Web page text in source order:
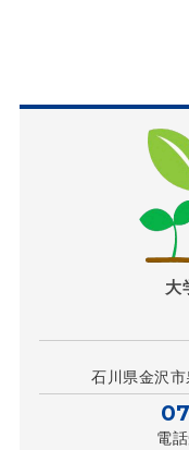
大
石川県金沢
電